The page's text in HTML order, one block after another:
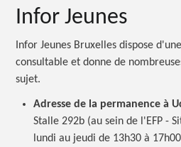
Infor Jeunes
Infor Jeunes Bruxelles dispose
consultable et donne de
sujet.
Adresse de la permanence à
Stalle 292b (au sein de l'EFP -
lundi au jeudi de 13h30 à